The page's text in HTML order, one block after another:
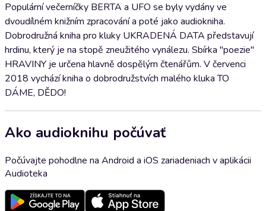
Populární večerníčky BERTA a UFO se byly vydány ve
dvoudílném knižním zpracování a poté jako audiokniha.
Dobrodružná kniha pro kluky UKRADENÁ DATA představují
hrdinu, který je na stopě zneužitého vynálezu. Sbírka "poezie"
HRAVINY je určena hlavně dospělým čtenářům. V červenci
2018 vychází kniha o dobrodružstvích malého kluka TO
DÁME, DĚDO!
Ako audioknihu počúvať
Počúvajte pohodlne na Android a iOS zariadeniach v aplikácii
Audioteka